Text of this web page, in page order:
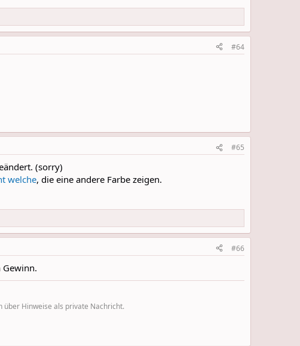
#64
#65
(sorry)
welche, die eine andere Farbe zeigen.
#66
Gewinn.
über Hinweise als private Nachricht.